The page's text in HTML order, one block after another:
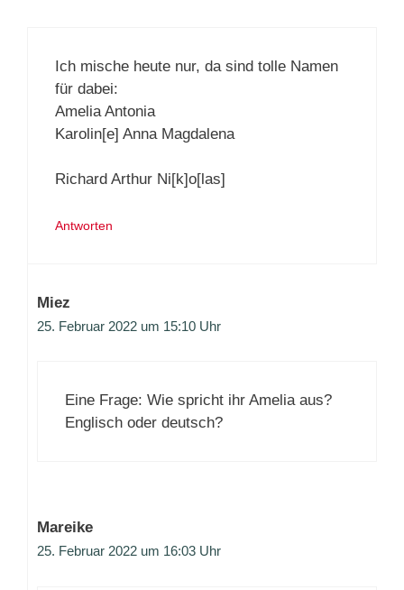
Ich mische heute nur, da sind tolle Namen
für dabei:
Amelia Antonia
Karolin[e] Anna Magdalena
Richard Arthur Ni[k]o[las]
Antworten
Miez
25. Februar 2022 um 15:10 Uhr
Eine Frage: Wie spricht ihr Amelia aus?
Englisch oder deutsch?
Mareike
25. Februar 2022 um 16:03 Uhr